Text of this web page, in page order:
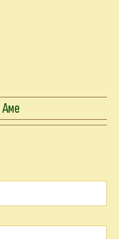
Аме